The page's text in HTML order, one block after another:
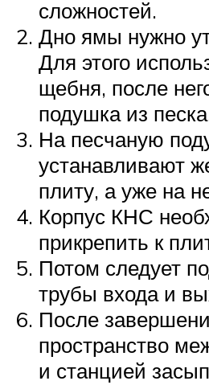
сложностей.
Дно ямы нужно
Для этого
щебня, после
подушка из
На песчаную
устанавливают
плиту, а уже на
Корпус КНС
прикрепить к
Потом следует
трубы входа и
После
пространство
и станцией